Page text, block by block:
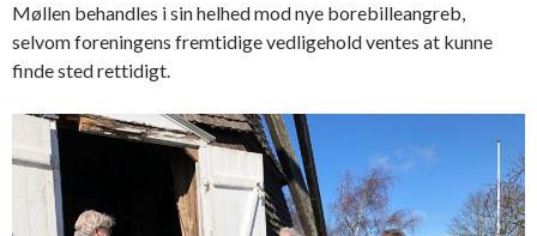
Møllen behandles i sin helhed mod nye borebilleangreb,
selvom foreningens fremtidige vedligehold ventes at kunne
finde sted rettidigt.